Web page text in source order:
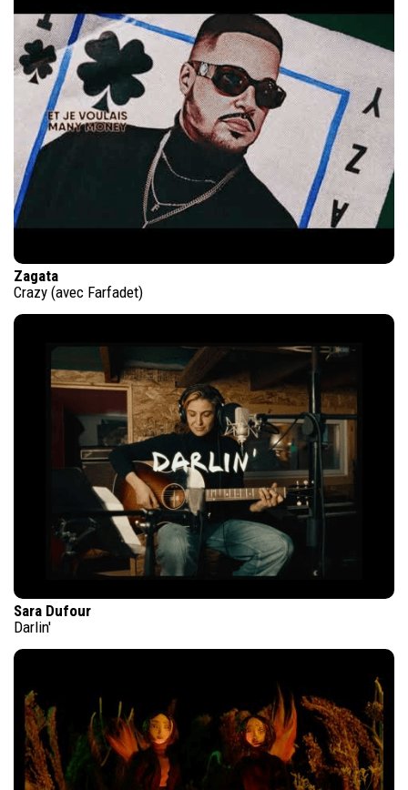
Zagata
Crazy (avec Farfadet)
Sara Dufour
Darlin'